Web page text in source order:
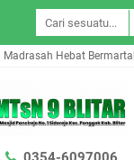
Madrasah Hebat